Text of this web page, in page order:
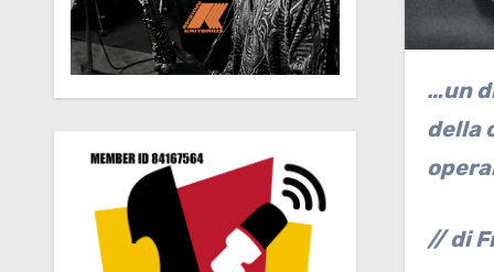
…un disco di grana pregiata, quale rappresentazione scenica del formato piano trio al top
della
// di